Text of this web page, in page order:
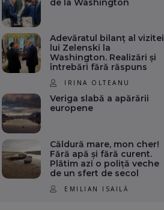
Adevăratul bilanț al vizitei
lui Zelenski la
Washington. Realizări și
întrebări fără răspuns
IRINA OLTEANU
Veriga slabă a apărării
europene
Căldură mare, mon cher!
Fără apă și fără curent.
Plătim azi o poliță veche
de un sfert de secol
EMILIAN ISAILĂ